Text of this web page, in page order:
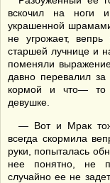
вскочил на ноги
украшенной
не угрожает, вепрь
старшей лучнице и
поменяли
давно перевалил
кормой и что— то
девушке.
— Вот и Мрак
всегда скормила
руки, попыталась
нее понятно, не
случайно ее не